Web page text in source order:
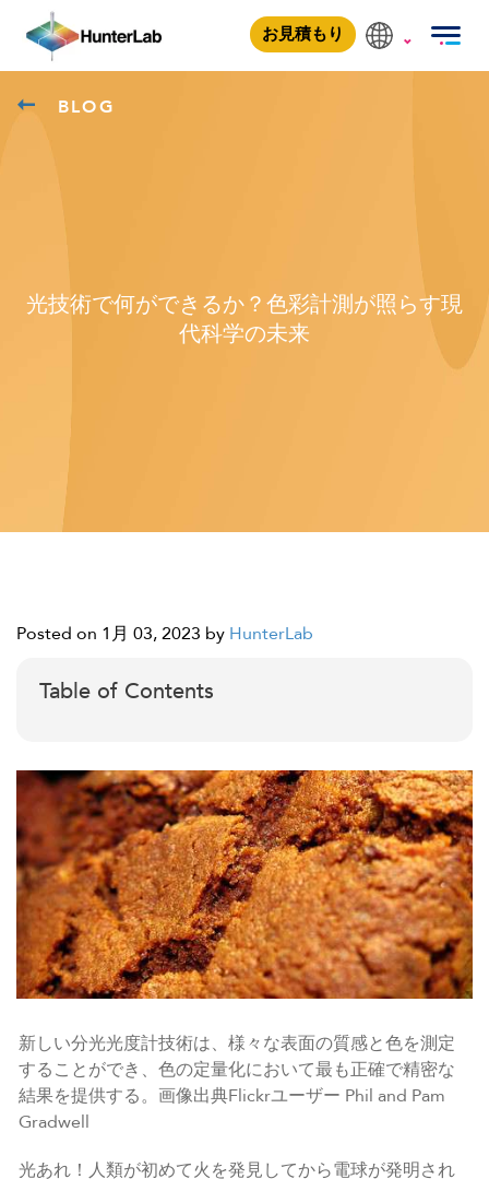
お見積もり
BLOG
光技術で何ができるか？色彩計測が照らす現
代科学の未来
Posted on 1月 03, 2023 by HunterLab
Table of Contents
新しい分光光度計技術は、様々な表面の質感と色を測定
することができ、色の定量化において最も正確で精密な
結果を提供する。画像出典Flickrユーザー Phil and Pam
Gradwell
光あれ！人類が初めて火を発見してから電球が発明され